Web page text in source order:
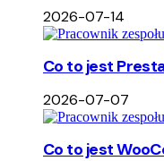
2026-07-14
Co to jest
2026-07-07
Co to jest